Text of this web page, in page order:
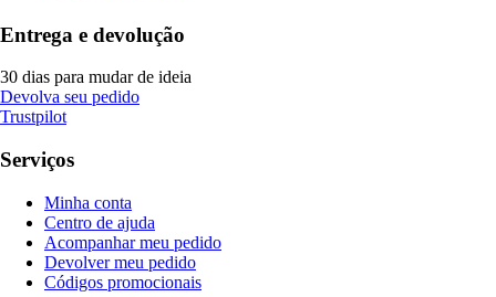
Entrega e devolução
30 dias para mudar de ideia
Devolva seu pedido
Trustpilot
Serviços
Minha conta
Centro de ajuda
Acompanhar meu pedido
Devolver meu pedido
Códigos promocionais